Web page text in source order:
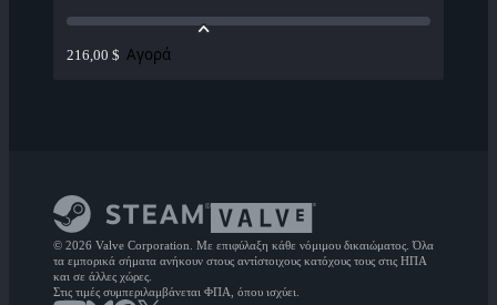
216,00 $ Αγορά
© 2026 Valve Corporation. Με επιφύλαξη κάθε νόμιμου δικαιώματος. Όλα
τα εμπορικά σήματα ανήκουν στους αντίστοιχους κατόχους τους στις ΗΠΑ
και σε άλλες χώρες.
Στις τιμές συμπεριλαμβάνεται ΦΠΑ, όπου ισχύει.